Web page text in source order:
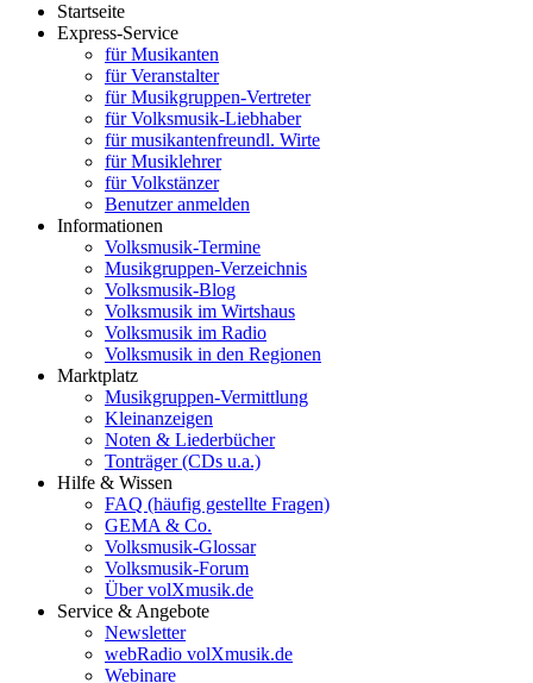
Startseite
Express-Service
für Musikanten
für Veranstalter
für Musikgruppen-Vertreter
für Volksmusik-Liebhaber
für musikantenfreundl. Wirte
für Musiklehrer
für Volkstänzer
Benutzer anmelden
Informationen
Volksmusik-Termine
Musikgruppen-Verzeichnis
Volksmusik-Blog
Volksmusik im Wirtshaus
Volksmusik im Radio
Volksmusik in den Regionen
Marktplatz
Musikgruppen-Vermittlung
Kleinanzeigen
Noten & Liederbücher
Tonträger (CDs u.a.)
Hilfe & Wissen
FAQ (häufig gestellte Fragen)
GEMA & Co.
Volksmusik-Glossar
Volksmusik-Forum
Über volXmusik.de
Service & Angebote
Newsletter
webRadio volXmusik.de
Webinare